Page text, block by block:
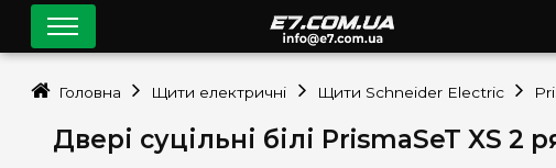
Двері суцільні білі PrismaSeT XS
Головна Щити електричні Щити Schneider Electric